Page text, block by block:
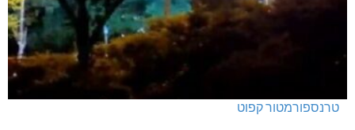
טרנספורמטור קפוט